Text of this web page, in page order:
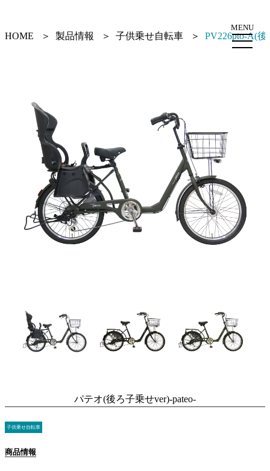
MENU
HOME 製品情報 子供乗せ自転車 PV226pto-A(
パテオ(後ろ子乗せver)-pateo-
子供乗せ自転車
商品情報